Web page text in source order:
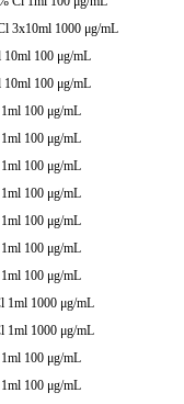
3x10ml 1000 μg/mL
100 μg/mL
100 μg/mL
100 μg/mL
100 μg/mL
100 μg/mL
100 μg/mL
100 μg/mL
100 μg/mL
100 μg/mL
1ml 1000 μg/mL
1ml 1000 μg/mL
100 μg/mL
100 μg/mL